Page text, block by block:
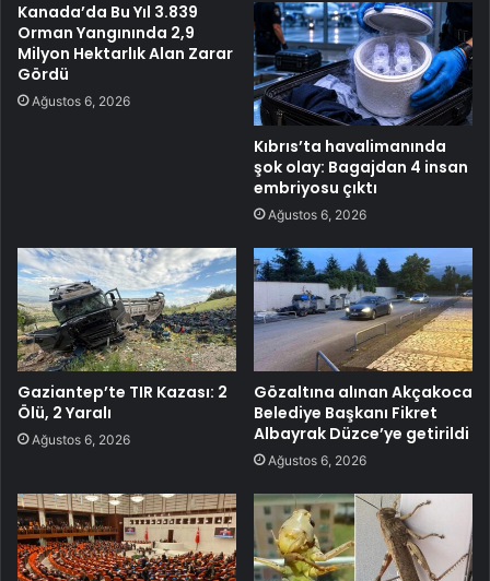
Kanada’da Bu Yıl 3.839
Orman Yangınında 2,9
Milyon Hektarlık Alan Zarar
Gördü
Ağustos 6, 2026
Kıbrıs’ta havalimanında
şok olay: Bagajdan 4 insan
embriyosu çıktı
Ağustos 6, 2026
Gaziantep’te TIR Kazası: 2
Ölü, 2 Yaralı
Ağustos 6, 2026
Gözaltına alınan Akçakoca
Belediye Başkanı Fikret
Albayrak Düzce’ye getirildi
Ağustos 6, 2026